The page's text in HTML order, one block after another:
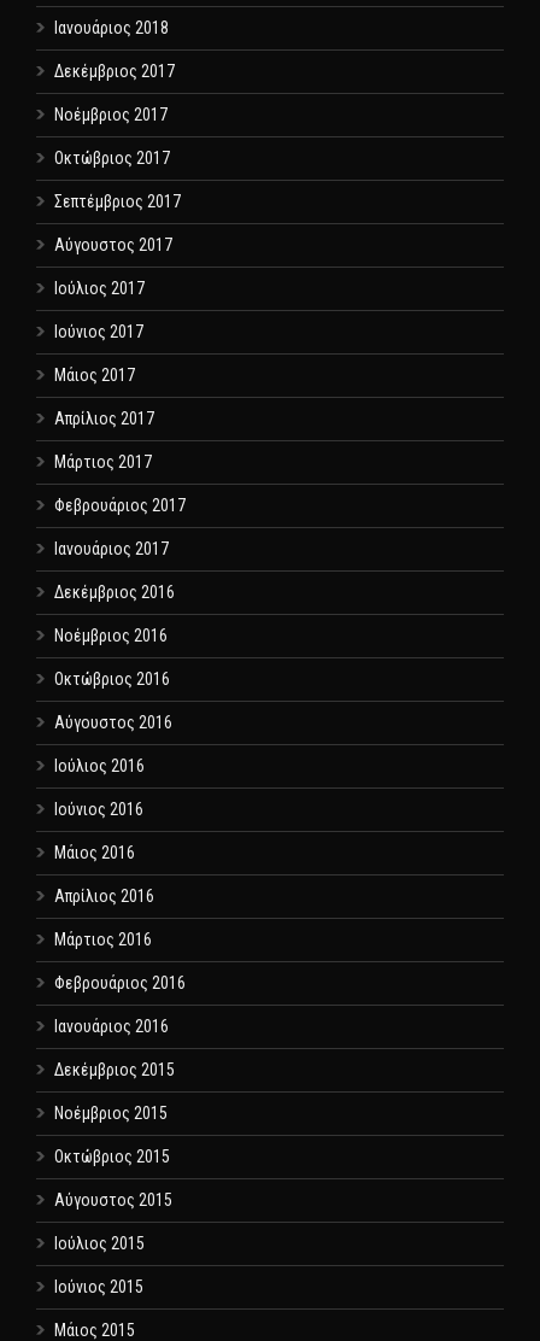
Ιανουάριος 2018
Δεκέμβριος 2017
Νοέμβριος 2017
Οκτώβριος 2017
Σεπτέμβριος 2017
Αύγουστος 2017
Ιούλιος 2017
Ιούνιος 2017
Μάιος 2017
Απρίλιος 2017
Μάρτιος 2017
Φεβρουάριος 2017
Ιανουάριος 2017
Δεκέμβριος 2016
Νοέμβριος 2016
Οκτώβριος 2016
Αύγουστος 2016
Ιούλιος 2016
Ιούνιος 2016
Μάιος 2016
Απρίλιος 2016
Μάρτιος 2016
Φεβρουάριος 2016
Ιανουάριος 2016
Δεκέμβριος 2015
Νοέμβριος 2015
Οκτώβριος 2015
Αύγουστος 2015
Ιούλιος 2015
Ιούνιος 2015
Μάιος 2015